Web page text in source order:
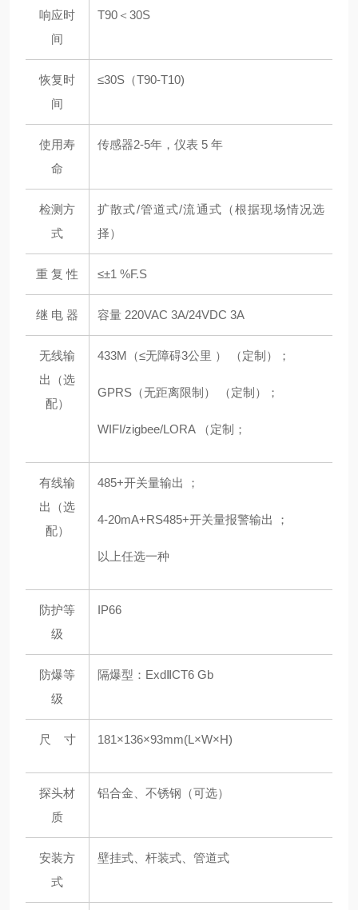
响应时
间
T90＜30S
恢复时
间
≤30S（T90-T10)
使用寿
命
传感器2-5年，仪表 5 年
检测方
式
扩散式/管道式/流通式（根据现场情况选
择）
重 复 性 ≤±1 %F.S
继 电 器 容量 220VAC 3A/24VDC 3A
无线输
出（选
配）
433M（≤无障碍3公里 ） （定制）；
GPRS（无距离限制） （定制）；
WIFI/zigbee/LORA （定制；
有线输
出（选
配）
485+开关量输出 ；
4-20mA+RS485+开关量报警输出 ；
以上任选一种
防护等
级
IP66
防爆等
级
隔爆型：ExdⅡCT6 Gb
尺 寸 181×136×93mm(L×W×H)
探头材
质
铝合金、不锈钢（可选）
安装方
式
壁挂式、杆装式、管道式